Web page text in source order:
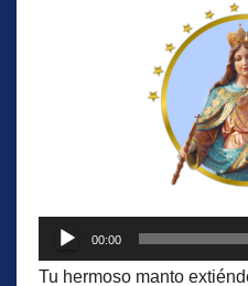
Reproductor
de
00:00
Tu hermoso manto